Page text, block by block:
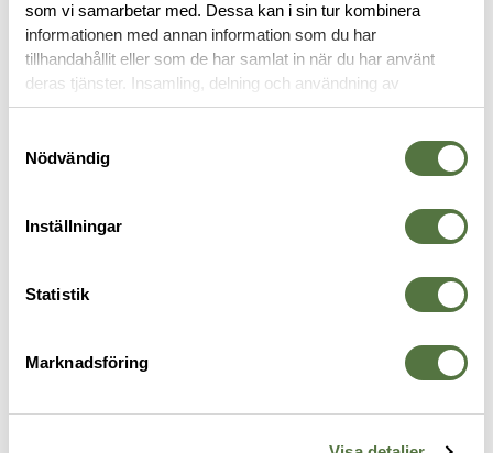
som vi samarbetar med. Dessa kan i sin tur kombinera
informationen med annan information som du har
tillhandahållit eller som de har samlat in när du har använt
deras tjänster. Insamling, delning och användning av
personuppgifter kan användas för personalisering av
Nödvändig
Inställningar
Statistik
Marknadsföring
HUVUDBONAD
Legitimering krävs